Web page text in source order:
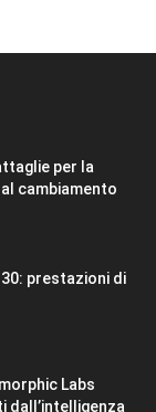
per la
cambiamento
prestazioni di
Labs
dall’intelligenza